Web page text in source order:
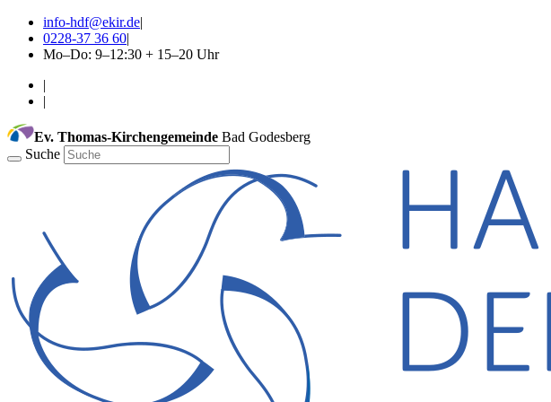
info-hdf@ekir.de|
0228-37 36 60|
Mo–Do: 9–12:30 + 15–20 Uhr
|
|
Ev. Thomas-Kirchengemeinde Bad Godesberg
Suche